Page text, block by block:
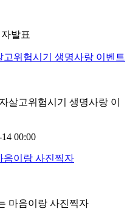
발표
살고위험시기 생명사랑 이
00:00
마음이랑 사진찍자